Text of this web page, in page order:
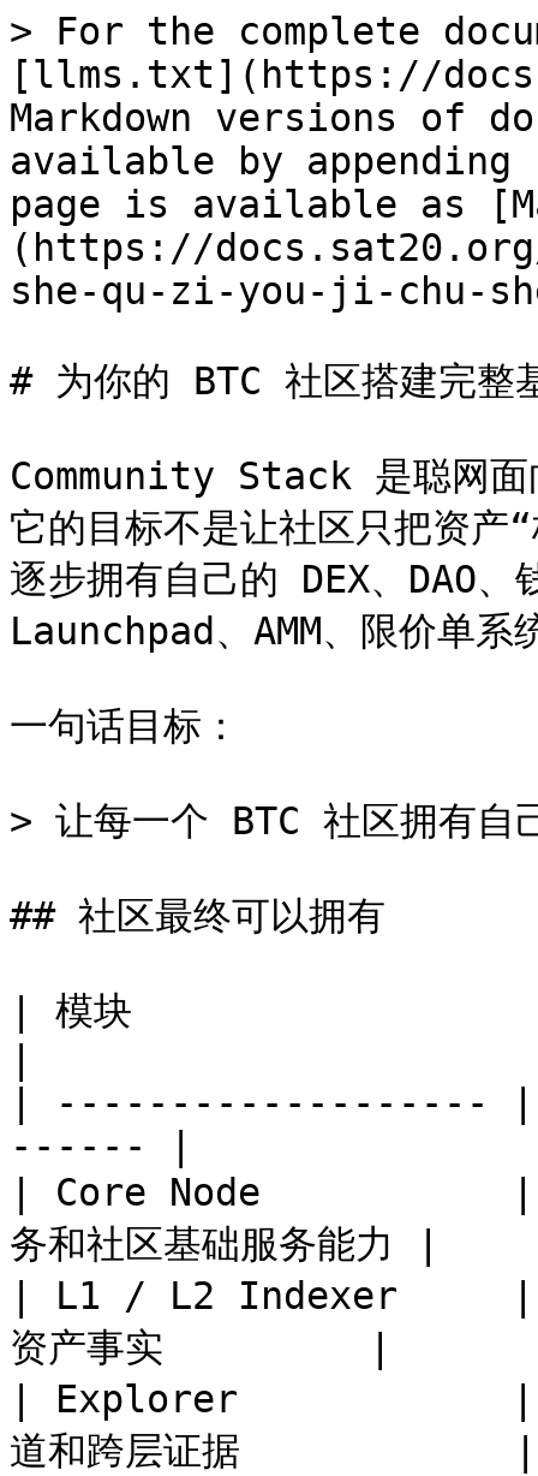
> For the complete
[llms.txt](https://
Markdown versions of
available by
page is available as
(https://
she-qu-zi-you-ji-chu-
# 为你的 BTC 社区搭建完整
Community Stack 是聪网面
它的目标不是让社区只把资产
逐步拥有自己的 DEX、DAO
Launchpad、AMM、限价单系
一句话目标：
> 让每一个 BTC 社区拥有自
## 社区最终可以拥有
| 模块                  |
| -------------------
------ |
| Core Node           |
务和社区基础服务能力 |
| L1 / L2 Indexer     |
资产事实         |
| Explorer            | 向用
道和跨层证据            |